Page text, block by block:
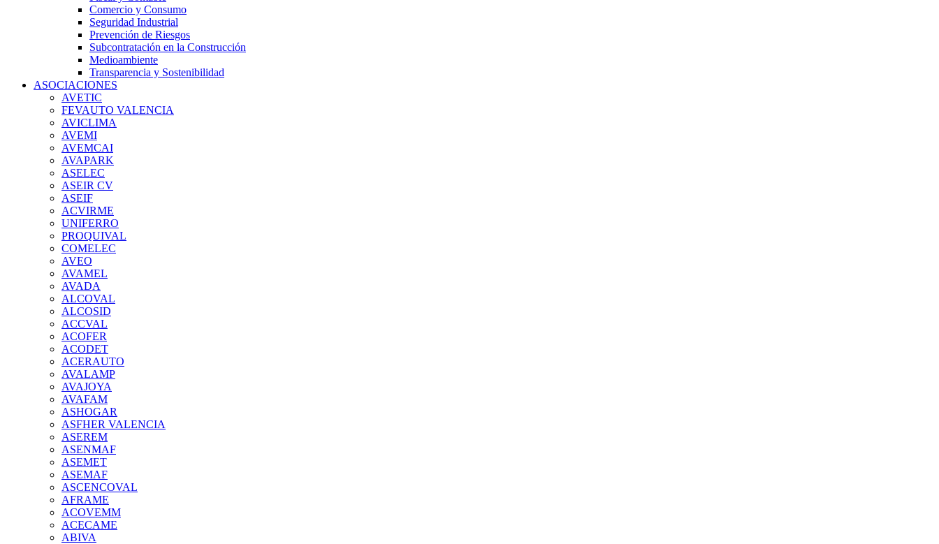
Comercio y Consumo
Seguridad Industrial
Prevención de Riesgos
Subcontratación en la Construcción
Medioambiente
Transparencia y Sostenibilidad
ASOCIACIONES
AVETIC
FEVAUTO VALENCIA
AVICLIMA
AVEMI
AVEMCAI
AVAPARK
ASELEC
ASEIR CV
ASEIF
ACVIRME
UNIFERRO
PROQUIVAL
COMELEC
AVEO
AVAMEL
AVADA
ALCOVAL
ALCOSID
ACCVAL
ACOFER
ACODET
ACERAUTO
AVALAMP
AVAJOYA
AVAFAM
ASHOGAR
ASFHER VALENCIA
ASEREM
ASENMAF
ASEMET
ASEMAF
ASCENCOVAL
AFRAME
ACOVEMM
ACECAME
ABIVA